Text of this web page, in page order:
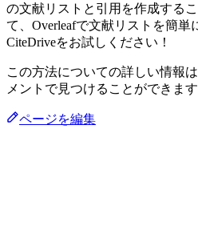
の文献リストと引用を作成する
て、Overleafで文献リストを簡単
CiteDriveをお試しください！
この方法についての詳しい情報
メントで見つけることができます
ページを編集